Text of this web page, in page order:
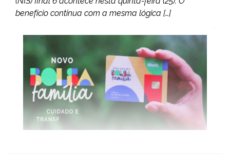
benefício continua com a mesma lógica […]